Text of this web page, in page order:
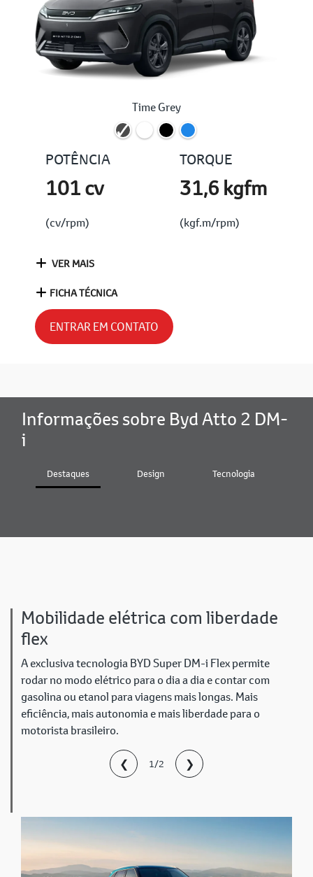
Time Grey
POTÊNCIA
101 cv
(cv/rpm)
TORQUE
31,6 kgfm
(kgf.m/rpm)
VER MAIS
FICHA TÉCNICA
ENTRAR EM CONTATO
Informações sobre Byd Atto 2 DM-
i
Destaques Design Tecnologia
Mobilidade elétrica com liberdade
flex
A exclusiva tecnologia BYD Super DM-i Flex permite
rodar no modo elétrico para o dia a dia e contar com
gasolina ou etanol para viagens mais longas. Mais
eficiência, mais autonomia e mais liberdade para o
motorista brasileiro.
❮ 1/2 ❯